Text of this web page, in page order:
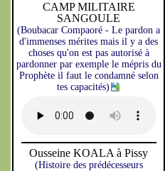
CAMP MILITAIRE
SANGOULE
(Boubacar Compaoré - Le pardon a
d'immenses mérites mais il y a des
choses qu'on est pas autorisé à
pardonner par exemple le mépris du
Prophète il faut le condamné selon
tes capacités)
Ousseine KOALA à Pissy
(Histoire des prédécesseurs